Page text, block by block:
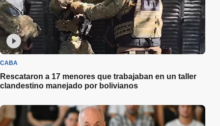
CABA
Rescataron a 17 menores que trabajaban en un taller
clandestino manejado por bolivianos